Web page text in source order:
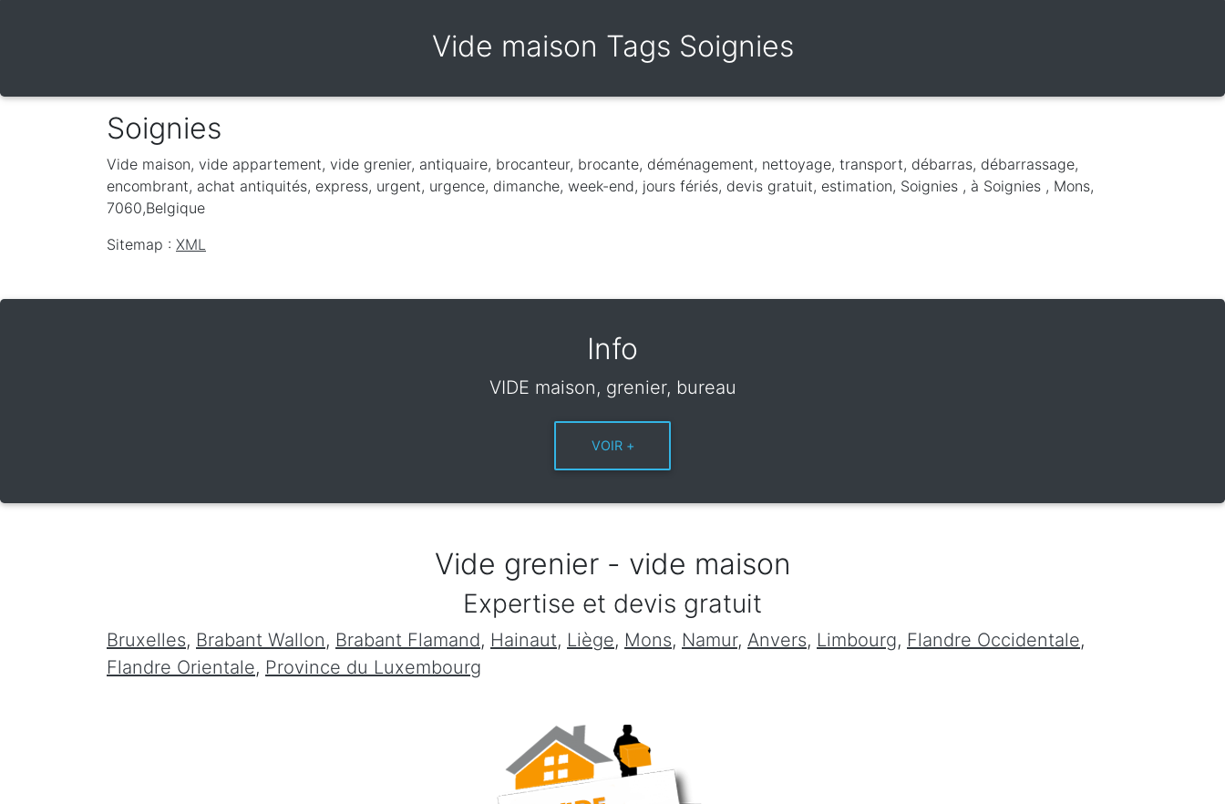
Vide maison Tags Soignies
Soignies
Vide maison, vide appartement, vide grenier, antiquaire, brocanteur, brocante, déménagement, nettoyage, transport, débarras, débarrassage,
encombrant, achat antiquités, express, urgent, urgence, dimanche, week-end, jours fériés, devis gratuit, estimation, Soignies , à Soignies , Mons,
7060,Belgique
Sitemap : XML
Info
VIDE maison, grenier, bureau
Vide grenier - vide maison
Expertise et devis gratuit
Bruxelles, Brabant Wallon, Brabant Flamand, Hainaut, Liège, Mons, Namur, Anvers, Limbourg, Flandre Occidentale,
Flandre Orientale, Province du Luxembourg